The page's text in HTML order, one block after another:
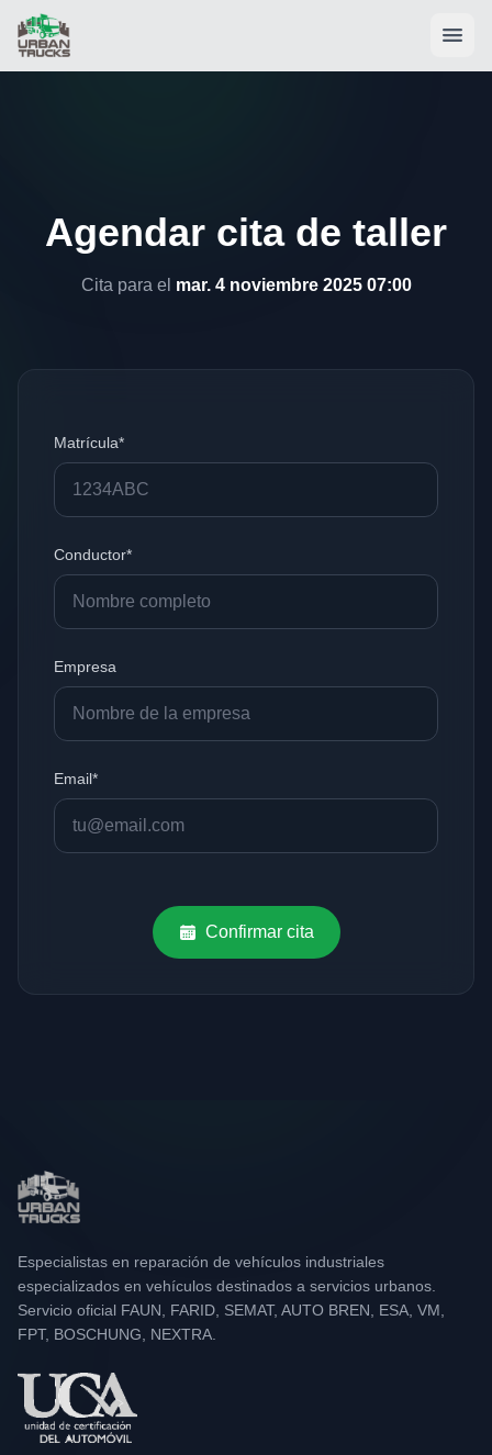
Agendar cita de taller
Cita para el mar. 4 noviembre 2025 07:00
Matrícula*
Conductor*
Empresa
Email*
Confirmar cita
Especialistas en reparación de vehículos industriales
especializados en vehículos destinados a servicios urbanos.
Servicio oficial FAUN, FARID, SEMAT, AUTO BREN, ESA, VM,
FPT, BOSCHUNG, NEXTRA.